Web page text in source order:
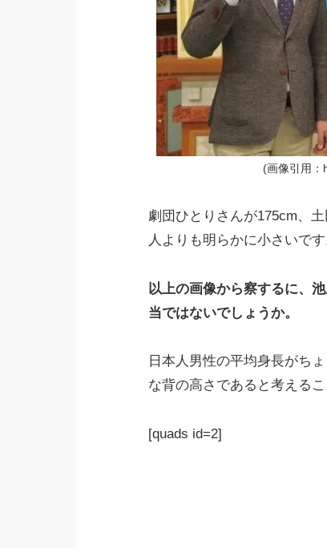
(画像引用
劇団ひとりさんが175cm、
人よりも明らかに小さいです
以上の画像から察するに、
当ではないでしょうか。
日本人男性の平均身長がち
な背の高さであると考えるこ
[quads id=2]